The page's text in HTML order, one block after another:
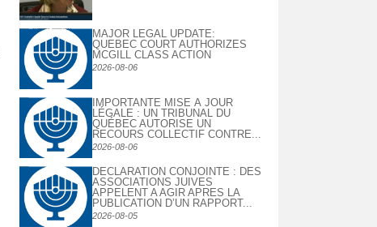
MAJOR LEGAL UPDATE:
QUEBEC COURT AUTHORIZES
MCGILL CLASS ACTION
2026-08-06
IMPORTANTE MISE À JOUR
LÉGALE : UN TRIBUNAL DU
QUÉBEC AUTORISE UN
RECOURS COLLECTIF CONTRE...
2026-08-06
DECLARATION CONJOINTE : DES
ASSOCIATIONS JUIVES
APPELENT A AGIR APRES LA
PUBLICATION D’UN RAPPORT...
2026-08-05